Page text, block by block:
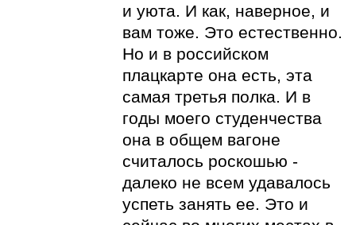
и уюта. И как, наверное, и
вам тоже. Это естественно.
Но и в российском
плацкарте она есть, эта
самая третья полка. И в
годы моего студенчества
она в общем вагоне
считалось роскошью -
далеко не всем удавалось
успеть занять ее. Это и